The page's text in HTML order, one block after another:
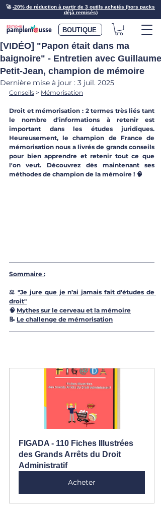
🚀-20% de réduction à partir de 3 outils achetés (hors packs
déjà remisés)
BOUTIQUE
[VIDÉO] "Papon était dans ma
baignoire" - Entretien avec Guillaume
Petit-Jean, champion de mémoire
Dernière mise à jour : 3 juil. 2025
Conseils > Mémorisation
Droit et mémorisation : 2 termes très liés tant
le nombre d'informations à retenir est
important dans les études juridiques.
Heureusement, le champion de France de
mémorisation nous a livrés de grands conseils
pour bien apprendre et retenir tout ce que
l'on veut. Découvrez dès maintenant ses
méthodes de champion de la mémoire ! 🧠
Sommaire :
⚖️ "Je jure que je n’ai jamais fait d’études de
droit"
🧠 Mythes sur le cerveau et la mémoire
📝 Le challenge de mémorisation
FIGADA - 110 Fiches Illustrées
des Grands Arrêts du Droit
Administratif
Acheter